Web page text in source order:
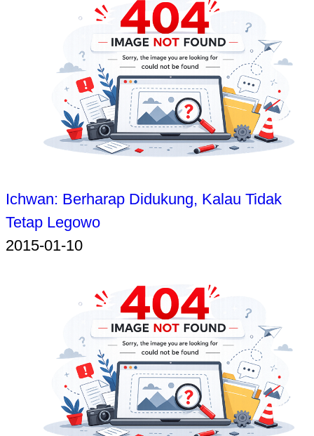
Ichwan: Berharap Didukung, Kalau Tidak
Tetap Legowo
2015-01-10